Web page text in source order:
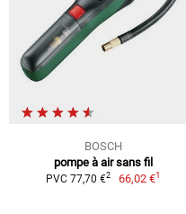
BOSCH
pompe à air sans fil
PVC 77,70 €2 66,02 €1